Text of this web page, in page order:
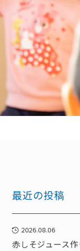
最近の投稿
2026.08.06
赤しそジュース